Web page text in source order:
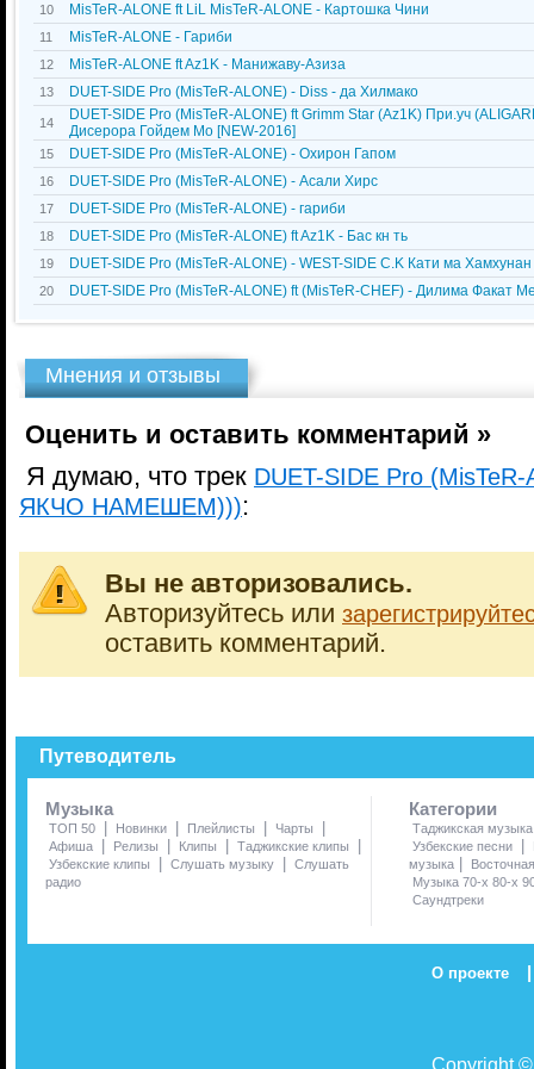
10 MisTeR-ALONE ft LiL MisTeR-ALONE - Картошка Чини
11 MisTeR-ALONE - Гариби
12 MisTeR-ALONE ft Az1K - Манижаву-Азиза
13 DUET-SIDE Pro (MisTeR-ALONE) - Diss - да Хилмако
14
DUET-SIDE Pro (MisTeR-ALONE) ft Grimm Star (Az1K) При.уч
Дисерора Гойдем Мо [NEW-2016]
15 DUET-SIDE Pro (MisTeR-ALONE) - Охирон Гапом
16 DUET-SIDE Pro (MisTeR-ALONE) - Асали Хирс
17 DUET-SIDE Pro (MisTeR-ALONE) - гариби
18 DUET-SIDE Pro (MisTeR-ALONE) ft Az1K - Бас кн ть
19 DUET-SIDE Pro (MisTeR-ALONE) - WEST-SIDE C.K Кати ма Хамхунан
20 DUET-SIDE Pro (MisTeR-ALONE) ft (MisTeR-CHEF) - Дилима Факат
Мнения и отзывы
Оценить и оставить комментарий »
Я думаю, что трек DUET-SIDE Pro
ЯКЧО НАМЕШЕМ))):
Вы не авторизовались.
Авторизуйтесь или
оставить комментарий.
Путеводитель
Музыка
ТОП 50 Новинки Плейлисты Чарты
Афиша Релизы Клипы Таджикские клипы
Узбекские клипы Слушать музыку
Слушать
радио
Категории
Таджикская музыка
Узбекские песни
музыка
Музыка 70-х 80-х
Саундтреки
О проекте |
Copyright